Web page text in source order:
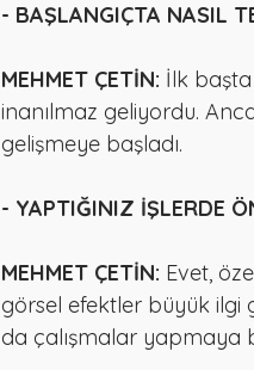
- BAŞLANGIÇTA NASIL
MEHMET ÇETİN: İlk başta
inanılmaz geliyordu.
gelişmeye başladı.
- YAPTIĞINIZ İŞLERDE
MEHMET ÇETİN: Evet,
görsel efektler büyük ilgi
da çalışmalar yapmaya